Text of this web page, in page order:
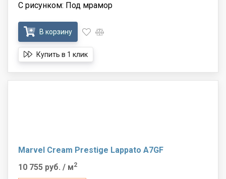
С рисунком: Под мрамор
В корзину
Купить в 1 клик
Marvel Cream Prestige Lappato A7GF
10 755 руб. / м2